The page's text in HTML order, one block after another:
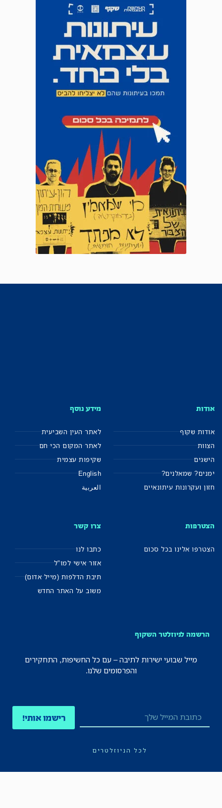
אודות
אודות שקוף
הצוות
הישגים
ימנים? שמאלנים?
חזון ועקרונות עיתונאיים
מידע נוסף
לאתר העין השביעית
לאתר המקום הכי חם
שקיפות עצמית
English
العربية
הצטרפות
הצטרפו אלינו בכל סכום
צרו קשר
כתבו לנו
אזור אישי למו"ל
תיבת הדלפות (מייל אדום)
משוב על האתר החדש
הרשמה לניוזלטר השקוף
מייל שבועי ישירות לתיבה – עם כל החשיפות, התחקירים
והפרסומים שלנו.
רישמו אותי!
לכל הניוזלטרים